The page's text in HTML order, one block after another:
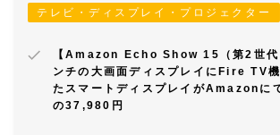
テレビ・ディスプレイ・プロジェクター
【Amazon Echo Show 15（第2世代
ンチの大画面ディスプレイにFire TV
たスマートディスプレイがAmazonに
の37,980円